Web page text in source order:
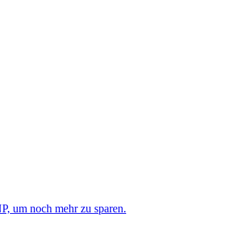
um noch mehr zu sparen.